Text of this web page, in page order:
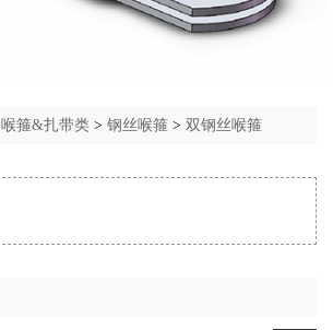
喉箍&扎带类 > 钢丝喉箍 > 双钢丝喉箍